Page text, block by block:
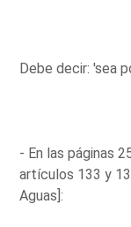
Debe decir: 'sea
- En las páginas
artículos 133 y
Aguas]: